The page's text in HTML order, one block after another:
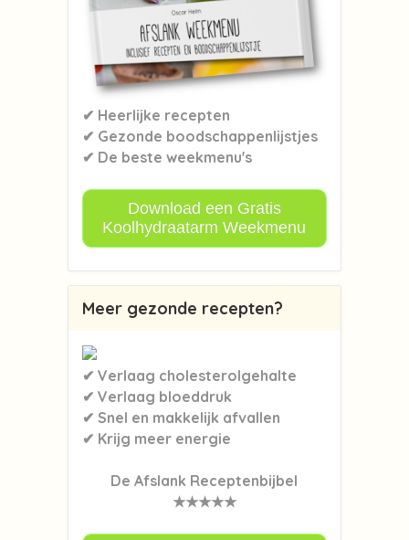
✔ Heerlijke recepten
✔ Gezonde boodschappenlijstjes
✔ De beste weekmenu's
Download een Gratis
Koolhydraatarm Weekmenu
Meer gezonde recepten?
✔ Verlaag cholesterolgehalte
✔ Verlaag bloeddruk
✔ Snel en makkelijk afvallen
✔ Krijg meer energie
De Afslank Receptenbijbel
★★★★★